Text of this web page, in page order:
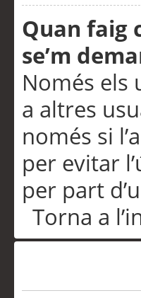
Quan faig
se’m
Només els
a altres
només si
per evitar
per part
Torna a